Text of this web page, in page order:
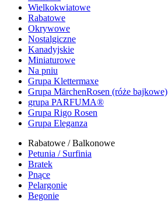
Wielkokwiatowe
Rabatowe
Okrywowe
Nostalgiczne
Kanadyjskie
Miniaturowe
Na pniu
Grupa Klettermaxe
Grupa MärchenRosen (róże bajkowe)
grupa PARFUMA®
Grupa Rigo Rosen
Grupa Eleganza
Rabatowe / Balkonowe
Petunia / Surfinia
Bratek
Pnące
Pelargonie
Begonie